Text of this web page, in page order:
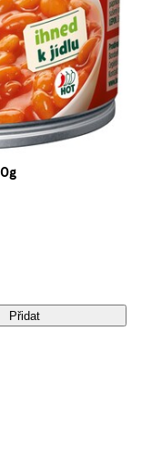
Přidat